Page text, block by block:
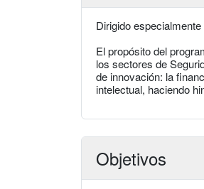
Dirigido
El propósito del
los sectores de
de innovación: la
intelectual, haciendo
Objetivos